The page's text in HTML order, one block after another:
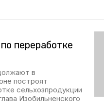
переработке
в
построят
сельхозпродукции
Изобильненского